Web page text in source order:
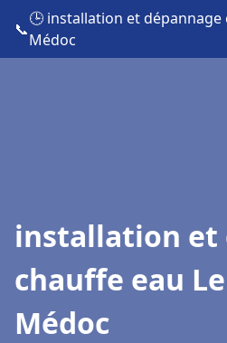
📞
🕒 installation et dépannage
Médoc
installation et
chauffe eau
Médoc